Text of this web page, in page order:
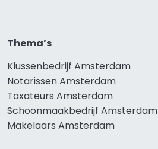
Thema’s
Klussenbedrijf Amsterdam
Notarissen Amsterdam
Taxateurs Amsterdam
Schoonmaakbedrijf Amsterdam
Makelaars Amsterdam